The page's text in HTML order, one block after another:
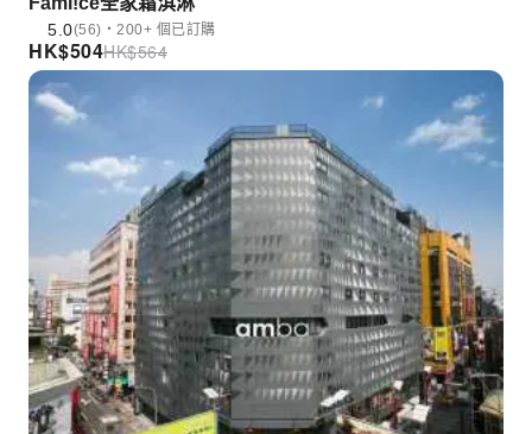
5.0(56)・200+ 個已訂購
HK$504HK$564